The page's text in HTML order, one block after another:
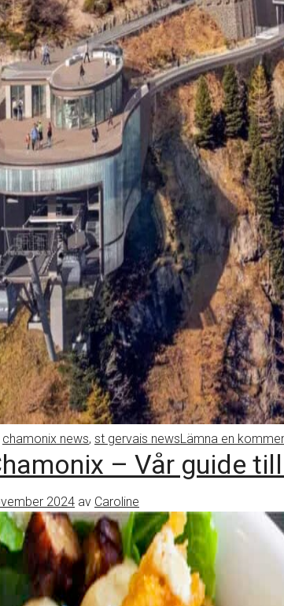
chamonix news, st gervais newsLämna en
– Vår guide
2024 av Caroline